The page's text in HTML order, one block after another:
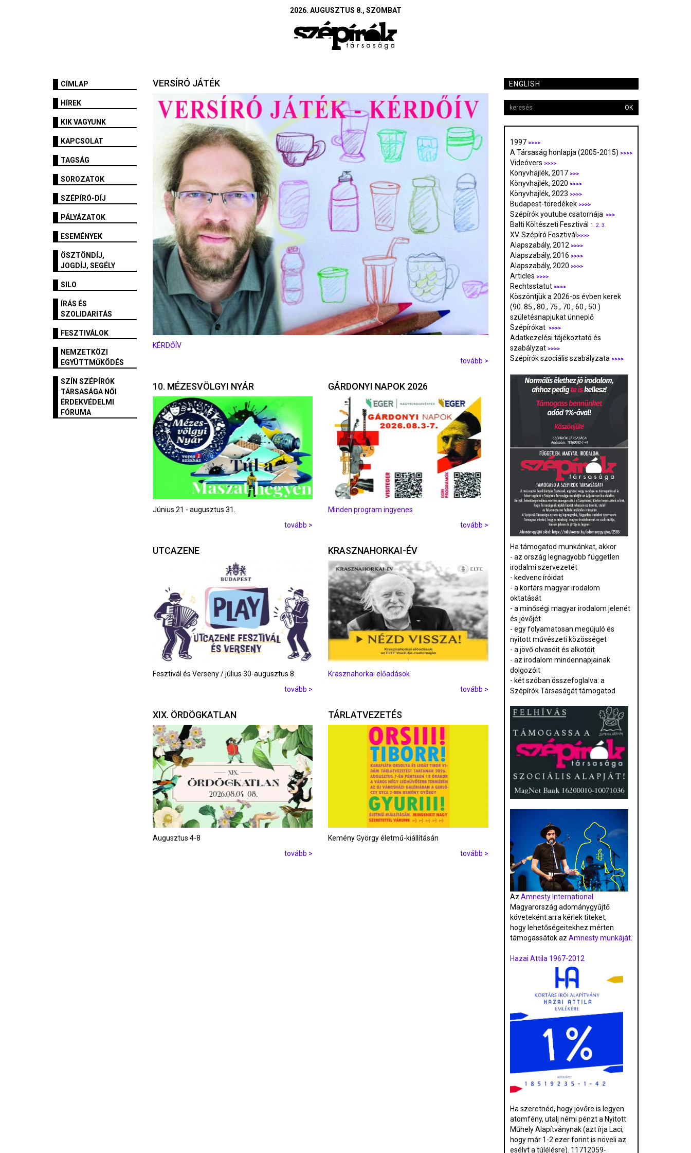
2026. AUGUSZTUS 8., SZOMBAT
CÍMLAP
HÍREK
KIK VAGYUNK
KAPCSOLAT
TAGSÁG
SOROZATOK
SZÉPÍRÓ-DÍJ
PÁLYÁZATOK
ESEMÉNYEK
ÖSZTÖNDÍJ,
JOGDÍJ, SEGÉLY
SILO
ÍRÁS ÉS
SZOLIDARITÁS
FESZTIVÁLOK
NEMZETKÖZI
EGYÜTTMŰKÖDÉS
SZÍN SZÉPÍRÓK
TÁRSASÁGA NŐI
ÉRDEKVÉDELMI
FÓRUMA
VERSÍRÓ JÁTÉK
KÉRDŐÍV
tovább >
10. MÉZESVÖLGYI NYÁR
Június 21 - augusztus 31.
tovább >
UTCAZENE
Fesztivál és Verseny / július 30-augusztus 8.
tovább >
XIX. ÖRDÖGKATLAN
Augusztus 4-8
tovább >
GÁRDONYI NAPOK 2026
Minden program ingyenes
tovább >
KRASZNAHORKAI-ÉV
Krasznahorkai előadások
tovább >
TÁRLATVEZETÉS
Kemény György életmű-kiállításán
tovább >
ENGLISH
OK
1997 >>>>
A Társaság honlapja (2005-2015) >>>>
Videóvers >>>>
Könyvhajlék, 2017 >>>
Könyvhajlék, 2020 >>>>
Könyvhajlék, 2023 >>>>
Budapest-töredékek >>>>
Szépírók youtube csatornája >>>
Balti Költészeti Fesztivál 1. 2. 3.
XV. Szépíró Fesztivál >>>>
Alapszabály, 2012 >>>>
Alapszabály, 2016 >>>>
Alapszabály, 2020 >>>>
Articles >>>>
Rechtsstatut >>>>
Köszöntjük a 2026-os évben kerek
(90. 85., 80., 75., 70., 60., 50.)
születésnapjukat ünneplő
Szépírókat
>>>>
Adatkezelési tájékoztató és
szabályzat >>>>
Szépírók szociális szabályzata >>>>
Ha támogatod munkánkat, akkor
- az ország legnagyobb független
irodalmi szervezetét
- kedvenc íróidat
- a kortárs magyar irodalom
oktatását
- a minőségi magyar irodalom jelenét
és jövőjét
- egy folyamatosan megújuló és
nyitott művészeti közösséget
- a jövő olvasóit és alkotóit
- az irodalom mindennapjainak
dolgozóit
- két szóban összefoglalva: a
Szépírók Társaságát támogatod
Az Amnesty International
Magyarország adománygyűjtő
követeként arra kérlek titeket,
hogy lehetőségeitekhez mérten
támogassátok az Amnesty munkáját.
Hazai Attila 1967-2012
Ha szeretnéd, hogy jövőre is legyen
atomfény, utalj némi pénzt a Nyitott
Műhely Alapítványnak (azt írja Laci,
hogy már 1-2 ezer forint is növeli az
esélyt a túlélésre). 11712059-